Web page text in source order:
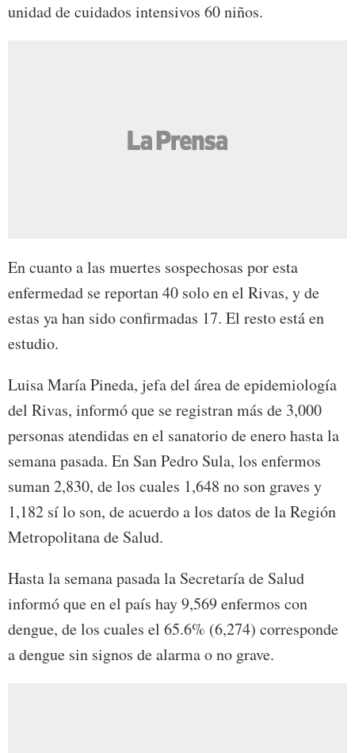
unidad de cuidados intensivos 60 niños.
En cuanto a las muertes sospechosas por esta
enfermedad se reportan 40 solo en el Rivas, y de
estas ya han sido confirmadas 17. El resto está en
estudio.
Luisa María Pineda, jefa del área de epidemiología
del Rivas, informó que se registran más de 3,000
personas atendidas en el sanatorio de enero hasta la
semana pasada. En San Pedro Sula, los enfermos
suman 2,830, de los cuales 1,648 no son graves y
1,182 sí lo son, de acuerdo a los datos de la Región
Metropolitana de Salud.
Hasta la semana pasada la Secretaría de Salud
informó que en el país hay 9,569 enfermos con
dengue, de los cuales el 65.6% (6,274) corresponde
a dengue sin signos de alarma o no grave.